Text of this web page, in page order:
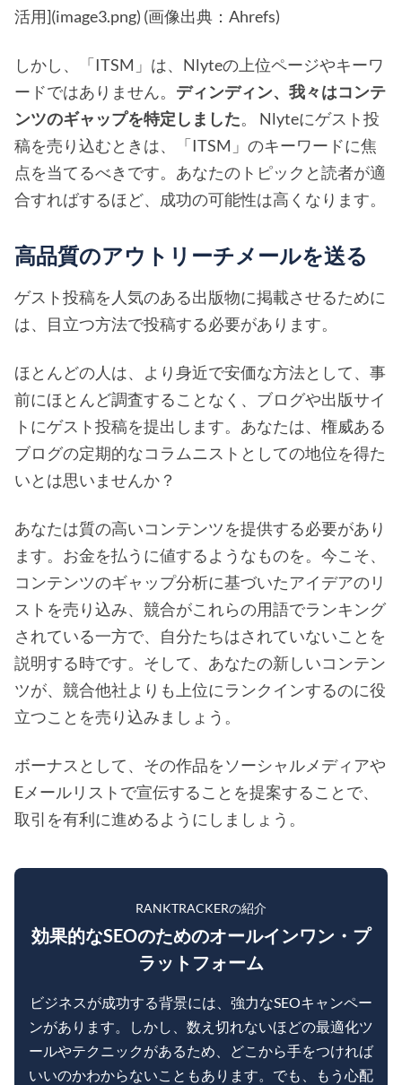
活用](image3.png) (画像出典：Ahrefs)
しかし、「ITSM」は、Nlyteの上位ページやキーワ
ードではありません。 ディンディン、我々はコンテ
ンツのギャップを特定しました。 Nlyteにゲスト投
稿を売り込むときは、「ITSM」のキーワードに焦
点を当てるべきです。あなたのトピックと読者が適
合すればするほど、成功の可能性は高くなります。
高品質のアウトリーチメールを送る
ゲスト投稿を人気のある出版物に掲載させるために
は、目立つ方法で投稿する必要があります。
ほとんどの人は、より身近で安価な方法として、事
前にほとんど調査することなく、ブログや出版サイ
トにゲスト投稿を提出します。あなたは、権威ある
ブログの定期的なコラムニストとしての地位を得た
いとは思いませんか？
あなたは質の高いコンテンツを提供する必要があり
ます。お金を払うに値するようなものを。今こそ、
コンテンツのギャップ分析に基づいたアイデアのリ
ストを売り込み、競合がこれらの用語でランキング
されている一方で、自分たちはされていないことを
説明する時です。そして、あなたの新しいコンテン
ツが、競合他社よりも上位にランクインするのに役
立つことを売り込みましょう。
ボーナスとして、その作品をソーシャルメディアや
Eメールリストで宣伝することを提案することで、
取引を有利に進めるようにしましょう。
RANKTRACKERの紹介
効果的なSEOのためのオールインワン・プ
ラットフォーム
ビジネスが成功する背景には、強力なSEOキャンペー
ンがあります。しかし、数え切れないほどの最適化ツ
ールやテクニックがあるため、どこから手をつければ
いいのかわからないこともあります。でも、もう心配